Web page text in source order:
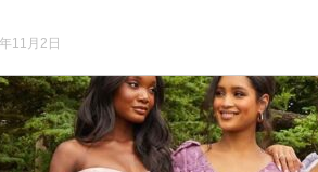
11月2日